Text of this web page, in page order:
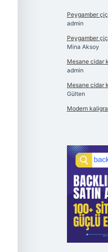
Peygamber
admin
Peygamber
Mina Aksoy
Mesane cidar
admin
Mesane cidar
Gülten
Modern